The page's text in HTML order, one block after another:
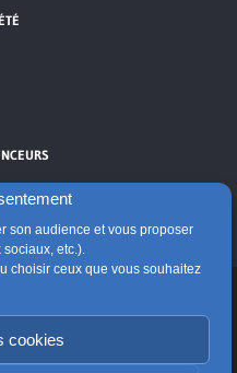
son audience et vous proposer
etc.).
choisir ceux que vous souhaitez
cookies
les cookies de
et activer ce
en France